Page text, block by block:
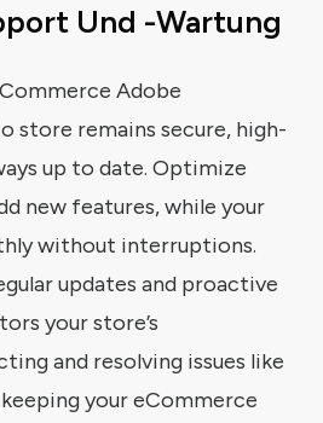
Und -Wartung
Adobe
store remains secure, high-
up to date. Optimize
new features, while your
without interruptions.
updates and proactive
your store’s
and resolving issues like
your eCommerce